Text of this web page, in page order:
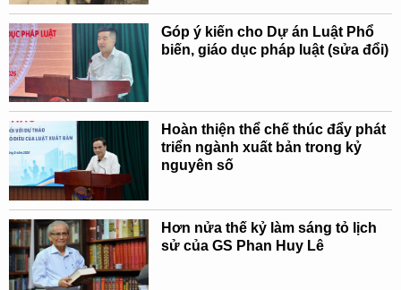
Góp ý kiến cho Dự án Luật Phổ
biến, giáo dục pháp luật (sửa đổi)
Hoàn thiện thể chế thúc đẩy phát
triển ngành xuất bản trong kỷ
nguyên số
Hơn nửa thế kỷ làm sáng tỏ lịch
sử của GS Phan Huy Lê